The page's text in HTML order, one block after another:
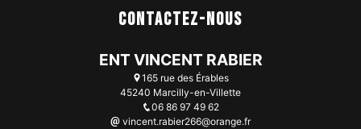
Contactez-nous
ENT VINCENT RABIER
165 rue des Érables
45240 Marcilly-en-Villette
06 86 97 49 62
vincent.rabier266@orange.fr